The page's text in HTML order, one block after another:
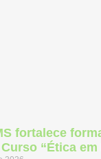
fortalece
“Ética em